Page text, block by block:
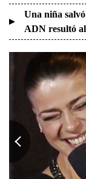
Una niña
ADN resultó